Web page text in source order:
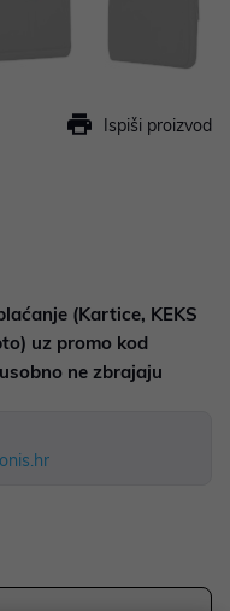
Ispiši proizvod
(Kartice, KEKS
uz promo kod
ne zbrajaju